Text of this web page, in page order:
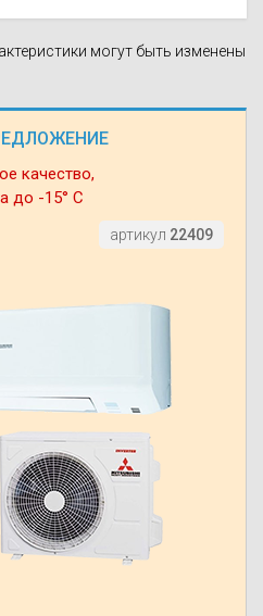
качество,
до -15° С
артикул 22409
могут быть изменены